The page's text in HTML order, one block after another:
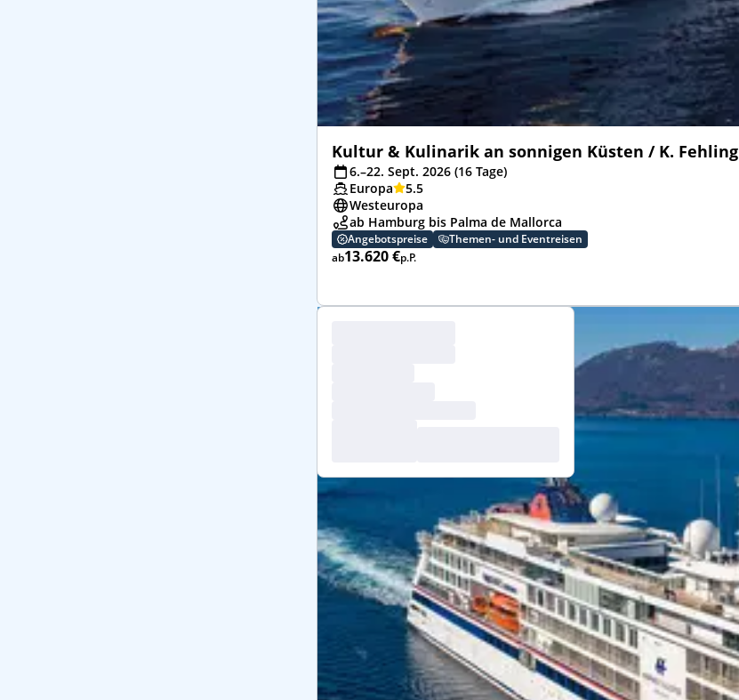
Kultur & Kulinarik an sonnigen Küsten / K. Fehling
6.–22. Sept. 2026 (16 Tage)
Europa
5.5
Westeuropa
ab Hamburg bis Palma de Mallorca
Angebotspreise
Themen- und Eventreisen
ab13.620 €p.P.